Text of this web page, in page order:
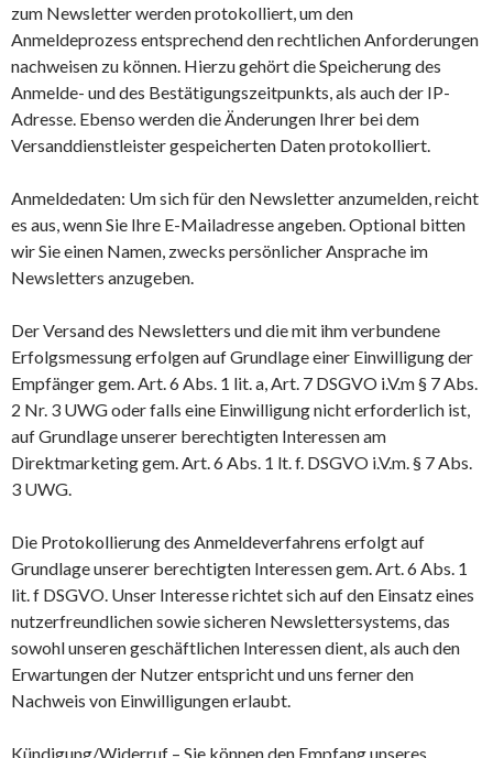
zum Newsletter werden protokolliert, um den
Anmeldeprozess entsprechend den rechtlichen Anforderungen
nachweisen zu können. Hierzu gehört die Speicherung des
Anmelde- und des Bestätigungszeitpunkts, als auch der IP-
Adresse. Ebenso werden die Änderungen Ihrer bei dem
Versanddienstleister gespeicherten Daten protokolliert.
Anmeldedaten: Um sich für den Newsletter anzumelden, reicht
es aus, wenn Sie Ihre E-Mailadresse angeben. Optional bitten
wir Sie einen Namen, zwecks persönlicher Ansprache im
Newsletters anzugeben.
Der Versand des Newsletters und die mit ihm verbundene
Erfolgsmessung erfolgen auf Grundlage einer Einwilligung der
Empfänger gem. Art. 6 Abs. 1 lit. a, Art. 7 DSGVO i.V.m § 7 Abs.
2 Nr. 3 UWG oder falls eine Einwilligung nicht erforderlich ist,
auf Grundlage unserer berechtigten Interessen am
Direktmarketing gem. Art. 6 Abs. 1 lt. f. DSGVO i.V.m. § 7 Abs.
3 UWG.
Die Protokollierung des Anmeldeverfahrens erfolgt auf
Grundlage unserer berechtigten Interessen gem. Art. 6 Abs. 1
lit. f DSGVO. Unser Interesse richtet sich auf den Einsatz eines
nutzerfreundlichen sowie sicheren Newslettersystems, das
sowohl unseren geschäftlichen Interessen dient, als auch den
Erwartungen der Nutzer entspricht und uns ferner den
Nachweis von Einwilligungen erlaubt.
Kündigung/Widerruf – Sie können den Empfang unseres